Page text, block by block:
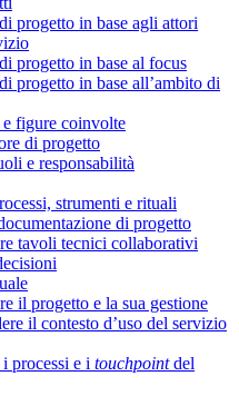
progetto in base agli attori
progetto in base al focus
progetto in base all’ambito di
figure coinvolte
di progetto
e responsabilità
strumenti e rituali
di progetto
tavoli tecnici collaborativi
il progetto e la sua gestione
il contesto d’uso del servizio
processi e i touchpointdel